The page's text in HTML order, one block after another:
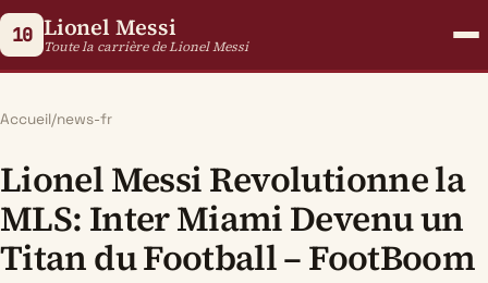
10 Lionel Messi
Toute la carrière de Lionel Messi
Accueil/news-fr
Lionel Messi Revolutionne la
MLS: Inter Miami Devenu un
Titan du Football – FootBoom